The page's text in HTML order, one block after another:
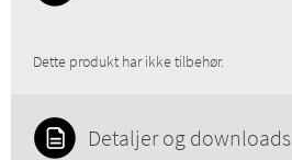
Dette produkt har ikke tilbehør.
Detaljer og downloads